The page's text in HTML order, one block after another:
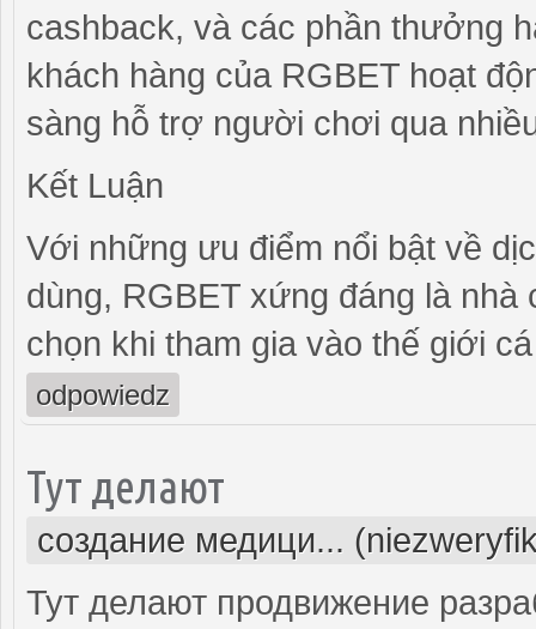
cashback, và các phần thưởng
khách hàng của RGBET hoạt
sàng hỗ trợ người chơi qua
Kết Luận
Với những ưu điểm nổi bật về
dùng, RGBET xứng đáng là
chọn khi tham gia vào thế giới
odpowiedz
Тут делают
создание медици...
Тут делают продвижение